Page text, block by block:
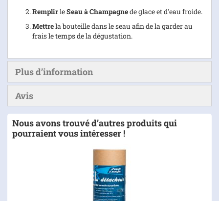
RemplirleSeau à Champagnede glace et d'eau froide.
Mettrela bouteille dans le seau afin de la garder au
frais le temps de la dégustation.
Plus d’information
Avis
Nous avons trouvé d’autres produits qui
pourraient vous intéresser !